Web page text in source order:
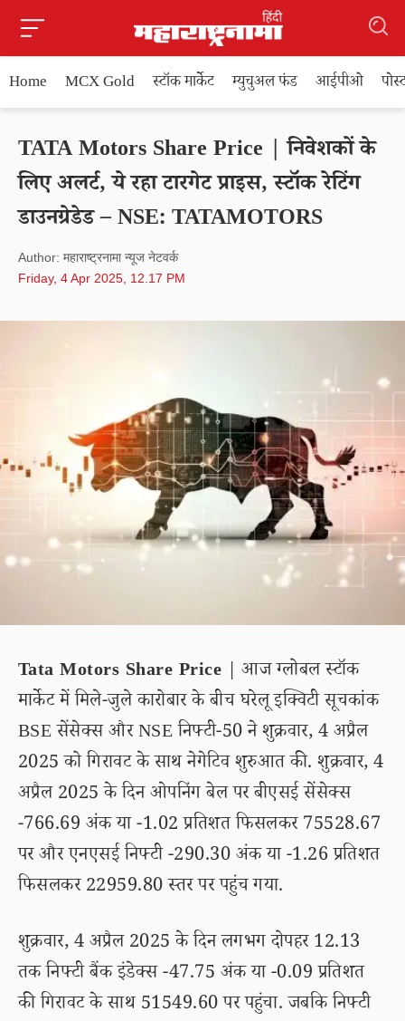
Home MCX Gold स्टॉक मार्केट म्युचुअल फंड आईपीओ
TATA Motors Share Price | निवेशकों के
लिए अलर्ट, ये रहा टारगेट प्राइस, स्टॉक रेटिंग
डाउनग्रेडेड – NSE: TATAMOTORS
Author: महाराष्ट्रनामा न्यूज नेटवर्क
Friday, 4 Apr 2025, 12.17 PM
Tata Motors Share Price | आज ग्लोबल स्टॉक
मार्केट में मिले-जुले कारोबार के बीच घरेलू इक्विटी सूचकांक
BSE सेंसेक्स और NSE निफ्टी-50 ने शुक्रवार, 4 अप्रैल
2025 को गिरावट के साथ नेगेटिव शुरुआत की. शुक्रवार, 4
अप्रैल 2025 के दिन ओपनिंग बेल पर बीएसई सेंसेक्स
-766.69 अंक या -1.02 प्रतिशत फिसलकर 75528.67
पर और एनएसई निफ्टी -290.30 अंक या -1.26 प्रतिशत
फिसलकर 22959.80 स्तर पर पहुंच गया.
शुक्रवार, 4 अप्रैल 2025 के दिन लगभग दोपहर 12.13
तक निफ्टी बैंक इंडेक्स -47.75 अंक या -0.09 प्रतिशत
की गिरावट के साथ 51549.60 पर पहुंचा. जबकि निफ्टी